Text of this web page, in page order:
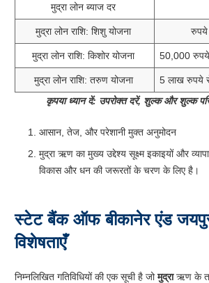
मुद्रा लोन ब्याज दर
मुद्रा लोन राशि: शिशु योजना
मुद्रा लोन राशि: किशोर योजना 50,000
मुद्रा लोन राशि: तरुण योजना
5 लाख रुपये
कृपया ध्यान दें: उपरोक्त दरें, शुल्क और शुल्क
आसान, तेज, और परेशानी मुक्त अनुमोदन
मुद्रा ऋण का मुख्य उद्देश्य सूक्ष्म इकाइयों और
विकास और धन की जरूरतों के चरण के लिए है।
स्टेट बैंक ऑफ बीकानेर एंड जयपुर
विशेषताएँ
निम्नलिखित गतिविधियों की एक सूची है जोमुद्राऋण के